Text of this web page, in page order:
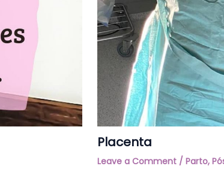
Placenta
Leave a Comment / Parto,